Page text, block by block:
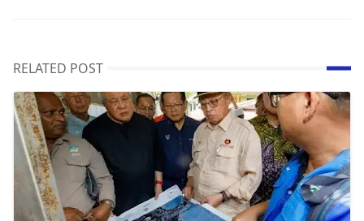
RELATED POST